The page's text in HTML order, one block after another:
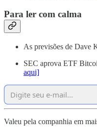
Para ler com calma
As previsões de Dave
SEC aprova ETF
aqui]
Valeu pela companhia em